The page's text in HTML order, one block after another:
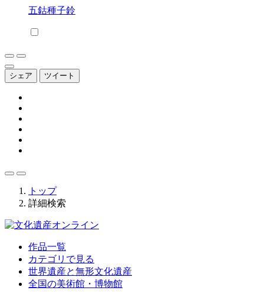
五鈷種子鈴
シェア ツイート
トップ
詳細検索
作品一覧
カテゴリで見る
世界遺産と無形文化遺産
全国の美術館・博物館